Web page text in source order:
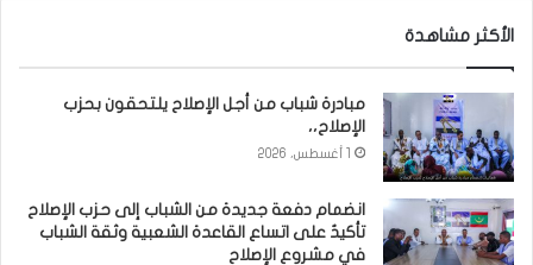
الأكثر مشاهدة
مبادرة شباب من أجل الإصلاح يلتحقون بحزب
الإصلاح،،
انضمام دفعة جديدة من الشباب إلى حزب الإصلاح
تأكيدٌ على اتساع القاعدة الشعبية وثقة الشباب
في مشروع الإصلاح